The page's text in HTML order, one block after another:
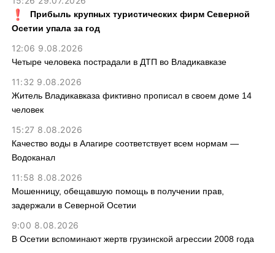
Прибыль крупных туристических фирм Северной
Осетии упала за год
12:06 9.08.2026
Четыре человека пострадали в ДТП во Владикавказе
11:32 9.08.2026
Житель Владикавказа фиктивно прописал в своем доме 14
человек
15:27 8.08.2026
Качество воды в Алагире соответствует всем нормам —
Водоканал
11:58 8.08.2026
Мошенницу, обещавшую помощь в получении прав,
задержали в Северной Осетии
9:00 8.08.2026
В Осетии вспоминают жертв грузинской агрессии 2008 года